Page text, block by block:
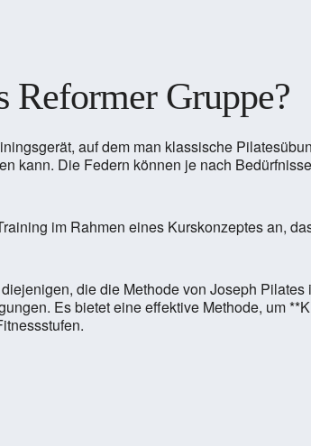
Reformer Gruppe?
auf dem man klassische
kann. Die Federn können je nach
im Rahmen eines Kurskonzeptes an,
die die Methode von Joseph
Es bietet eine effektive Methode, um